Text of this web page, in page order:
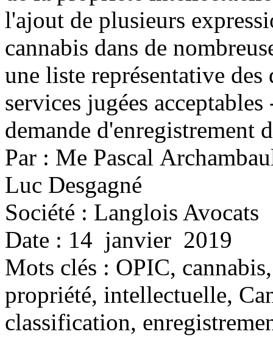
l'ajout de plusieurs
cannabis dans de
une liste représentative
services jugées
demande d'enregistrement
Par : Me Pascal
Luc Desgagné
Société : Langlois Avocats
Date : 14 janvier 2019
Mots clés : OPIC,
propriété, intellectuelle,
classification,